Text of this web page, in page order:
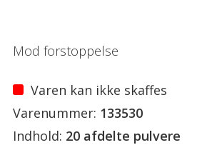
Mod forstoppelse
Varen kan ikke skaffes
Varenummer: 133530
Indhold: 20 afdelte pulvere